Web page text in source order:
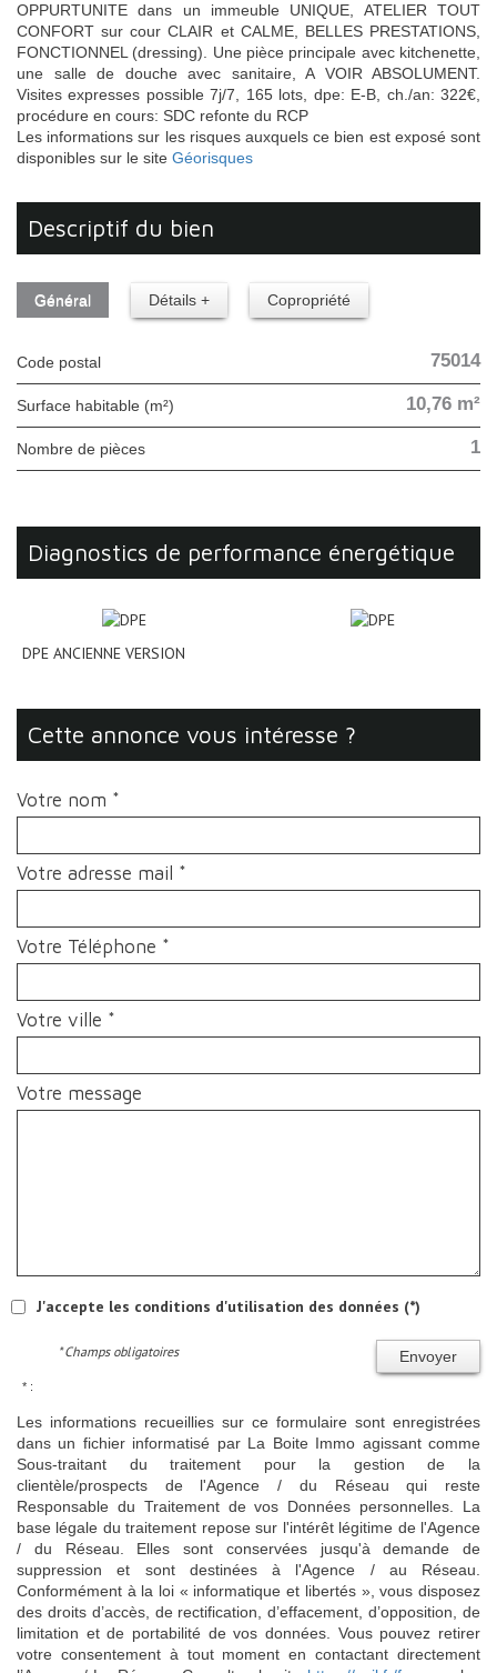
OPPURTUNITE dans un immeuble UNIQUE, ATELIER TOUT
CONFORT sur cour CLAIR et CALME, BELLES PRESTATIONS,
FONCTIONNEL (dressing). Une pièce principale avec kitchenette,
une salle de douche avec sanitaire, A VOIR ABSOLUMENT.
Visites expresses possible 7j/7, 165 lots, dpe: E-B, ch./an: 322€,
procédure en cours: SDC refonte du RCP
Les informations sur les risques auxquels ce bien est exposé sont
disponibles sur le site Géorisques
descriptif du bien
Général Détails + Copropriété
Code postal 75014
Surface habitable (m²) 10,76 m²
Nombre de pièces 1
diagnostics de performance énergétique
DPE ANCIENNE VERSION
cette annonce vous intéresse ?
Votre nom *
Votre adresse mail *
Votre Téléphone *
Votre ville *
Votre message
J'accepte les conditions d'utilisation des données (*)
Envoyer
* Champs obligatoires
* :
Les informations recueillies sur ce formulaire sont enregistrées
dans un fichier informatisé par La Boite Immo agissant comme
Sous-traitant du traitement pour la gestion de la
clientèle/prospects de l'Agence / du Réseau qui reste
Responsable du Traitement de vos Données personnelles. La
base légale du traitement repose sur l'intérêt légitime de l'Agence
/ du Réseau. Elles sont conservées jusqu'à demande de
suppression et sont destinées à l'Agence / au Réseau.
Conformément à la loi « informatique et libertés », vous disposez
des droits d’accès, de rectification, d’effacement, d’opposition, de
limitation et de portabilité de vos données. Vous pouvez retirer
votre consentement à tout moment en contactant directement